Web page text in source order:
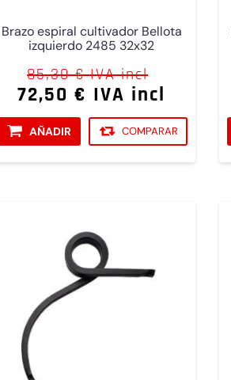
Brazo espiral cultivador Bellota
izquierdo 2485 32x32
85,30 € IVA incl
72,50 € IVA incl
AÑADIR COMPARAR